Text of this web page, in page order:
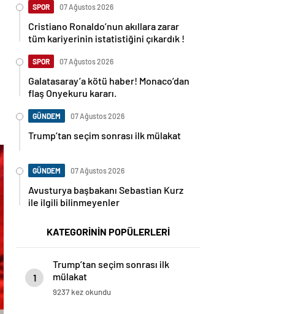
SPOR 07 Ağustos 2026
Cristiano Ronaldo’nun akıllara zarar
tüm kariyerinin istatistiğini çıkardık !
SPOR 07 Ağustos 2026
Galatasaray’a kötü haber! Monaco’dan
flaş Onyekuru kararı.
GÜNDEM 07 Ağustos 2026
Trump’tan seçim sonrası ilk mülakat
GÜNDEM 07 Ağustos 2026
Avusturya başbakanı Sebastian Kurz
ile ilgili bilinmeyenler
KATEGORİNİN POPÜLERLERİ
1
Trump’tan seçim sonrası ilk
mülakat
9237 kez okundu